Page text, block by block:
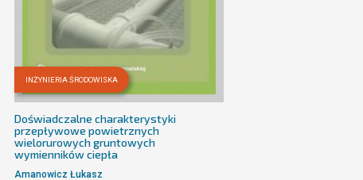
INŻYNIERIA ŚRODOWISKA
Doświadczalne charakterystyki
przepływowe powietrznych
wielorurowych gruntowych
wymienników ciepła
Amanowicz Łukasz